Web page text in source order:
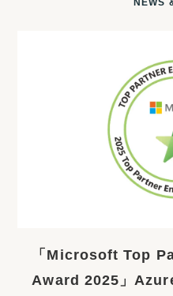
「Microsoft Top
Award 2025」